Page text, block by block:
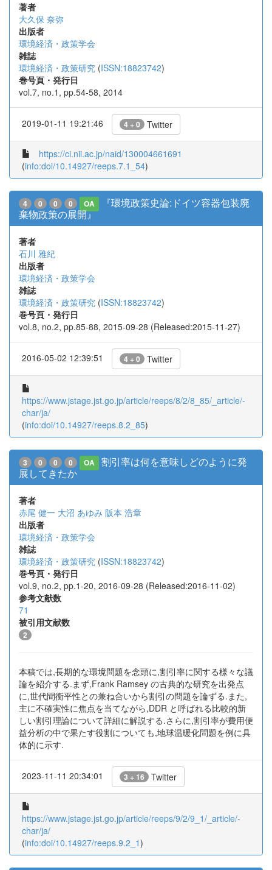
著者
大久保 奈弥
出版者
環境経済・政策学会
雑誌
環境経済・政策研究 (ISSN:18823742)
巻号頁・発行日
vol.7, no.1, pp.54-58, 2014
2019-01-11 19:21:46 4 + 0 Twitter
https://ci.nii.ac.jp/naid/130004661691
(info:doi/10.14927/reeps.7.1_54)
4 0 0 0 OA
『環境政策史論:ドイツ容器包装廃
棄物政策の展開』
著者
石川 雅紀
出版者
環境経済・政策学会
雑誌
環境経済・政策研究 (ISSN:18823742)
巻号頁・発行日
vol.8, no.2, pp.85-88, 2015-09-28 (Released:2015-11-27)
2016-05-02 12:39:51 4 + 0 Twitter
https://www.jstage.jst.go.jp/article/reeps/8/2/8_85/_article/-
char/ja/
(info:doi/10.14927/reeps.8.2_85)
3 0 0 0 OA
割引率は何を意味しどのように発
展してきたか
著者
赤尾 健一 大沼 あゆみ 阪本 浩章
出版者
環境経済・政策学会
雑誌
環境経済・政策研究 (ISSN:18823742)
巻号頁・発行日
vol.9, no.2, pp.1-20, 2016-09-28 (Released:2016-11-02)
参考文献数
71
被引用文献数
2
本稿では,長期的な環境問題を念頭に,割引率に関する様々な議
論を紹介する.まず,Frank Ramsey の古典的な研究を出発点
に,世代間衡平性との兼ね合いから割引の問題を論ずる.また,
主に不確実性に焦点を当てながら,DDR と呼ばれる比較的新
しい割引理論について詳細に解説する.さらに,割引率が費用便
益分析の中で果たす役割についても,地球温暖化問題を例に具
体的に示す.
2023-11-11 20:34:01 3 + 16 Twitter
https://www.jstage.jst.go.jp/article/reeps/9/2/9_1/_article/-
char/ja/
(info:doi/10.14927/reeps.9.2_1)